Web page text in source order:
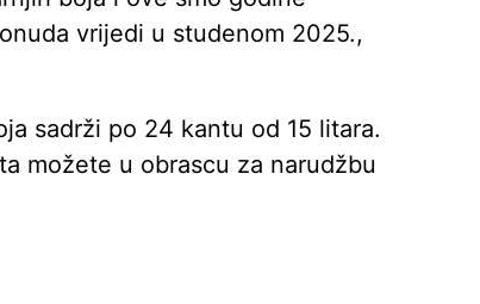
vrijedi u studenom 2025.,
sadrži po 24 kantu od 15 litara.
možete u obrascu za narudžbu